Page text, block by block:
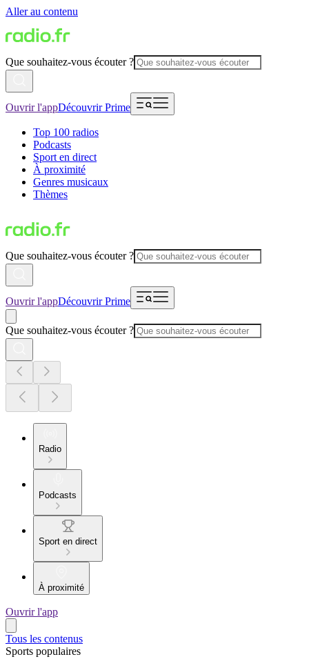
Aller au contenu
Que souhaitez-vous écouter ?
Ouvrir l'appDécouvrir Prime
Top 100 radios
Podcasts
Sport en direct
À proximité
Genres musicaux
Thèmes
Que souhaitez-vous écouter ?
Ouvrir l'appDécouvrir Prime
Que souhaitez-vous écouter ?
Radio
Podcasts
Sport en direct
À proximité
Ouvrir l'app
Tous les contenus
Sports populaires